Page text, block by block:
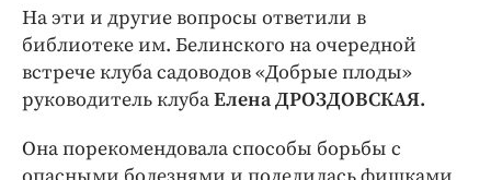
Блоги
Издания
Медиаперсона
Клиника года
На эти и другие вопросы ответили в
библиотеке им. Белинского на очередной
встрече клуба садоводов «Добрые плоды»
руководитель клубаЕлена ДРОЗДОВСКАЯ.
Она порекомендовала способы борьбы с